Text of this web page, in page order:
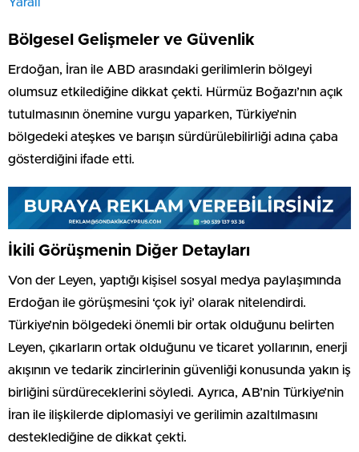
Bölgesel Gelişmeler ve Güvenlik
Erdoğan, İran ile ABD arasındaki gerilimlerin bölgeyi
olumsuz etkilediğine dikkat çekti. Hürmüz Boğazı’nın açık
tutulmasının önemine vurgu yaparken, Türkiye’nin
bölgedeki ateşkes ve barışın sürdürülebilirliği adına çaba
gösterdiğini ifade etti.
İkili Görüşmenin Diğer Detayları
Von der Leyen, yaptığı kişisel sosyal medya paylaşımında
Erdoğan ile görüşmesini ‘çok iyi’ olarak nitelendirdi.
Türkiye’nin bölgedeki önemli bir ortak olduğunu belirten
Leyen, çıkarların ortak olduğunu ve ticaret yollarının, enerji
akışının ve tedarik zincirlerinin güvenliği konusunda yakın iş
birliğini sürdüreceklerini söyledi. Ayrıca, AB’nin Türkiye’nin
İran ile ilişkilerde diplomasiyi ve gerilimin azaltılmasını
desteklediğine de dikkat çekti.